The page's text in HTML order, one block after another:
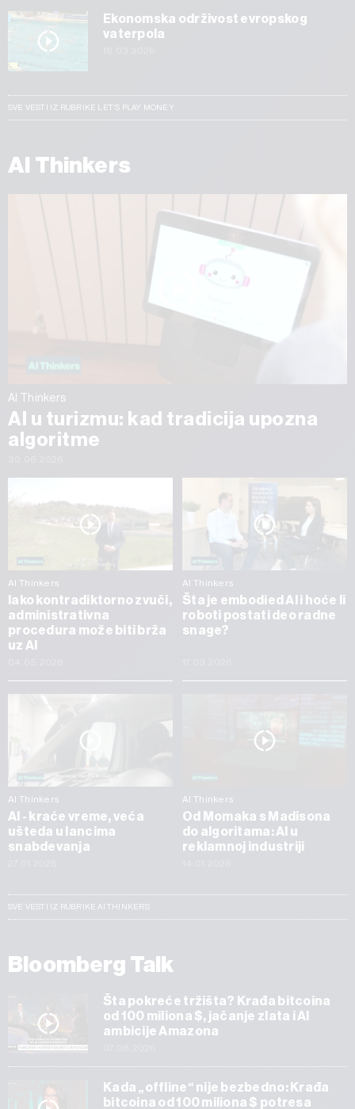
Ekonomska održivost evropskog
vaterpola
SVE VESTI IZ RUBRIKE LET’S PLAY MONEY
AI Thinkers
AI Thinkers
AI u turizmu: kad tradicija upozna
algoritme
AI Thinkers
Iako kontradiktorno zvuči,
administrativna
procedura može biti brža
uz AI
AI Thinkers
Šta je embodied AI i hoće li
roboti postati deo radne
snage?
AI Thinkers
AI - kraće vreme, veća
ušteda u lancima
snabdevanja
AI Thinkers
Od Momaka s Madisona
do algoritama: AI u
reklamnoj industriji
SVE VESTI IZ RUBRIKE AI THINKERS
Bloomberg Talk
Šta pokreće tržišta? Krađa bitcoina
od 100 miliona $, jačanje zlata i AI
ambicije Amazona
Kada „offline“ nije bezbedno: Krađa
bitcoina od 100 miliona $ potresa